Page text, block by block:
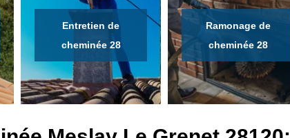
Entretien de
cheminée 28
Ramonage de
cheminée 28